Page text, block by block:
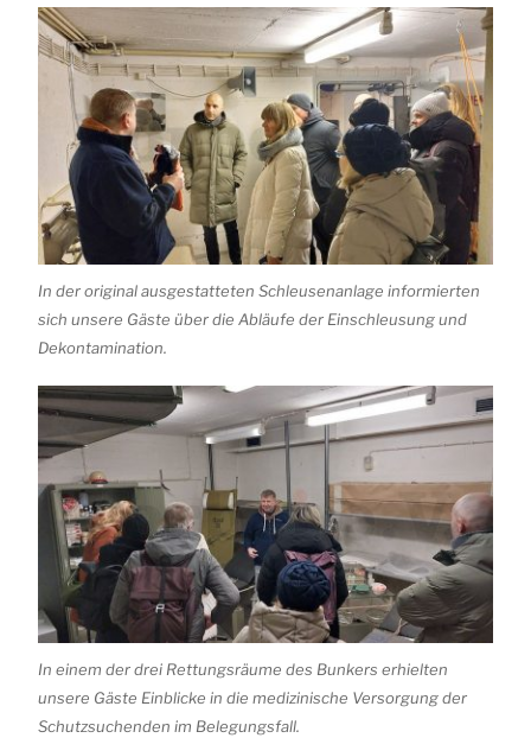
In der original ausgestatteten Schleusenanlage informierten
sich unsere Gäste über die Abläufe der Einschleusung und
Dekontamination.
In einem der drei Rettungsräume des Bunkers erhielten
unsere Gäste Einblicke in die medizinische Versorgung der
Schutzsuchenden im Belegungsfall.